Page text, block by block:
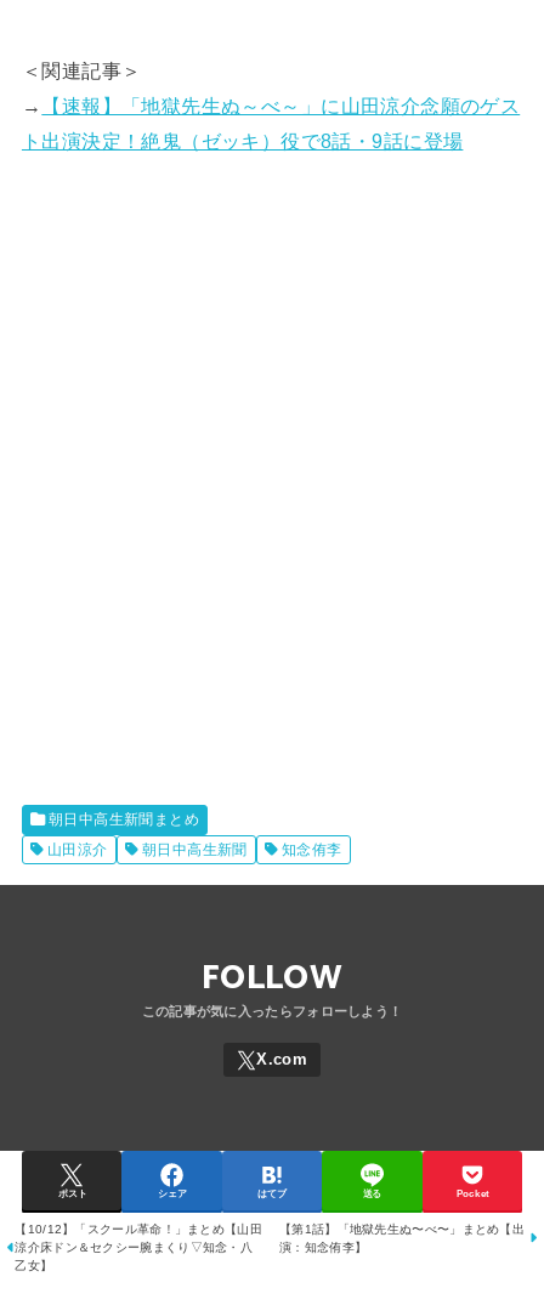
＜関連記事＞
→
【速報】「地獄先生ぬ～べ～」に山田涼介念願のゲス
ト出演決定！絶鬼（ゼッキ）役で8話・9話に登場
朝日中高生新聞まとめ
山田涼介
朝日中高生新聞 知念侑李
FOLLOW
ポスト シェア はてブ 送る Pocket
【10/12】「スクール革命！」まとめ【山田
涼介床ドン＆セクシー腕まくり▽知念・八
乙女】
【第1話】「地獄先生ぬ〜べ〜」まとめ【出
演：知念侑李】